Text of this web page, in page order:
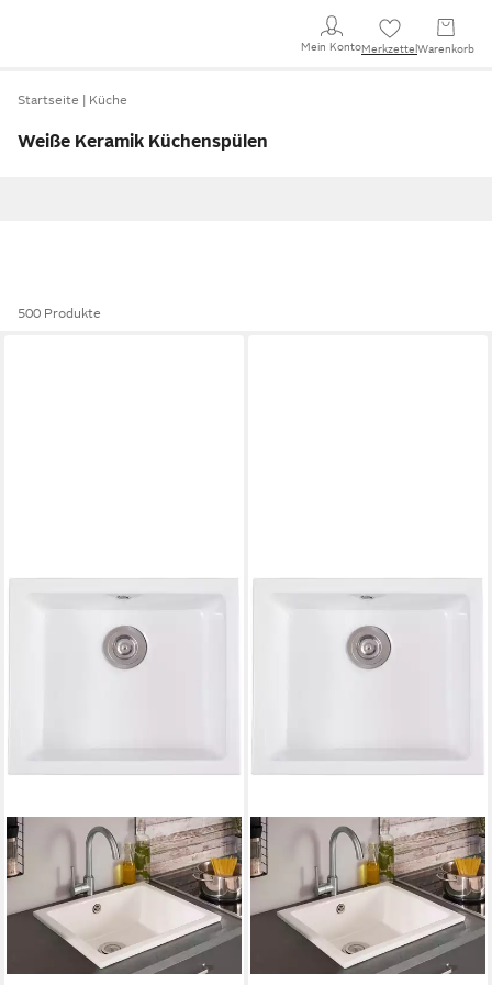
Mein KontoMerkzettel Warenkorb
Startseite Küche
Weiße Keramik Küchenspülen
500 Produkte